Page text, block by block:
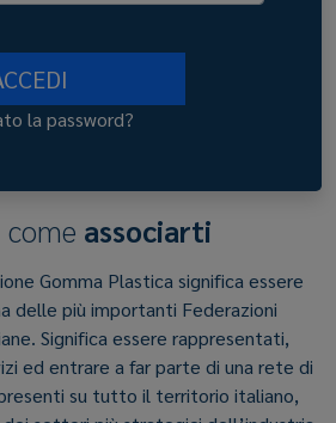
la password?
come associarti
Gomma Plastica significa essere
delle più importanti Federazioni
Significa essere rappresentati,
ed entrare a far parte di una rete di
su tutto il territorio italiano,